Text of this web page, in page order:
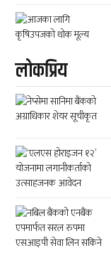
लाेकप्रिय